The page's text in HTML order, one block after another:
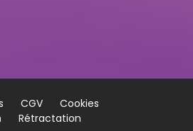
CGV
Cookies
Rétractation